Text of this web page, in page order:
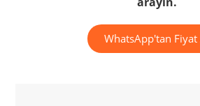
WhatsApp'tan Fiyat